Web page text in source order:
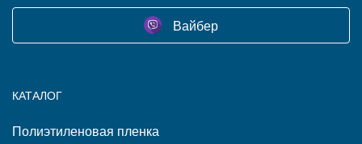
Вайбер
КАТАЛОГ
Полиэтиленовая пленка